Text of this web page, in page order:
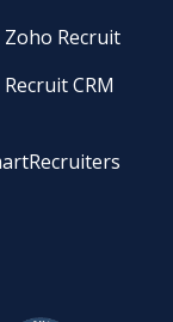
Zoho Recruit
Recruit CRM